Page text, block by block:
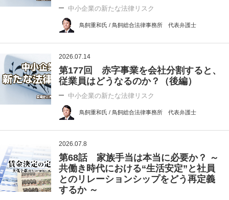
中小企業の新たな法律リスク
鳥飼重和氏 / 鳥飼総合法律事務所 代表弁護士
2026.07.14
第177回 赤字事業を会社分割すると、
従業員はどうなるのか？（後編）
中小企業の新たな法律リスク
鳥飼重和氏 / 鳥飼総合法律事務所 代表弁護士
2026.07.8
第68話 家族手当は本当に必要か？ ～
共働き時代における“生活安定”と社員
とのリレーションシップをどう再定義
するか ～